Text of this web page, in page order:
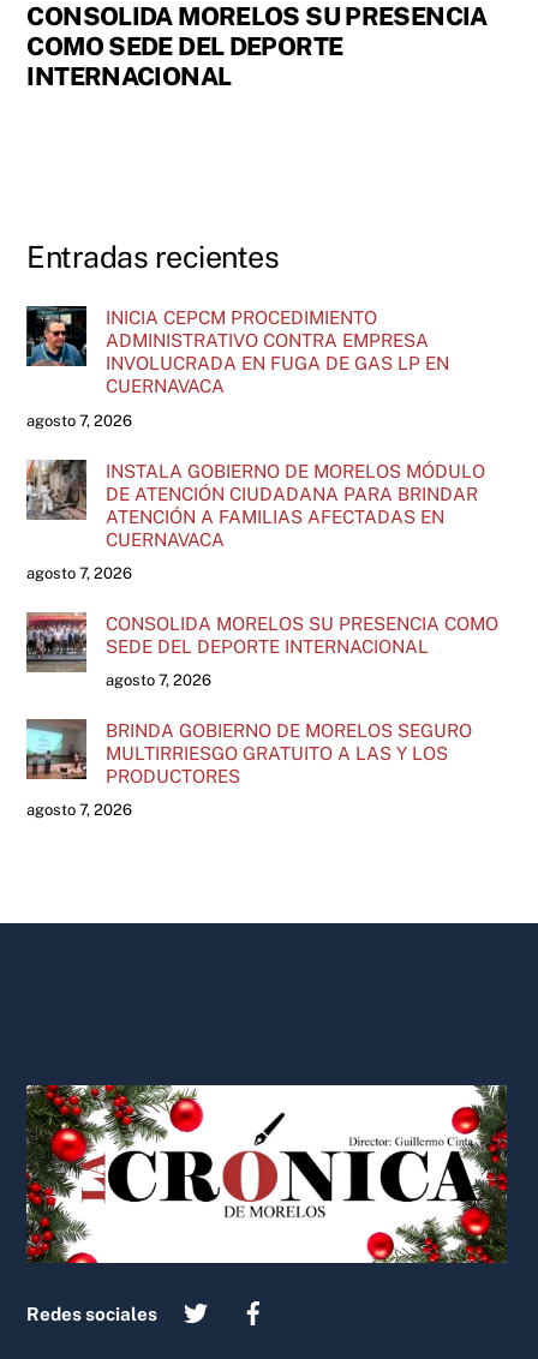
CONSOLIDA MORELOS SU PRESENCIA
COMO SEDE DEL DEPORTE
INTERNACIONAL
Entradas recientes
INICIA CEPCM PROCEDIMIENTO
ADMINISTRATIVO CONTRA EMPRESA
INVOLUCRADA EN FUGA DE GAS LP EN
CUERNAVACA
agosto 7, 2026
INSTALA GOBIERNO DE MORELOS MÓDULO
DE ATENCIÓN CIUDADANA PARA BRINDAR
ATENCIÓN A FAMILIAS AFECTADAS EN
CUERNAVACA
agosto 7, 2026
CONSOLIDA MORELOS SU PRESENCIA COMO
SEDE DEL DEPORTE INTERNACIONAL
agosto 7, 2026
BRINDA GOBIERNO DE MORELOS SEGURO
MULTIRRIESGO GRATUITO A LAS Y LOS
PRODUCTORES
agosto 7, 2026
To
Top
Redes sociales